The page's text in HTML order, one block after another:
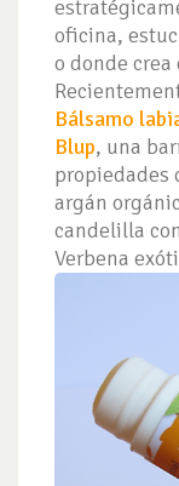
oficina,
o donde
Bálsamo
Blup, una
propiedades
argán
candelilla
Verbena